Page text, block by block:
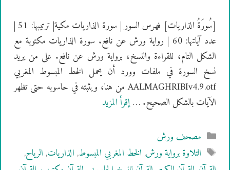
[سُورَةُ الذاريات] فهرس السور | سورة الذاريات مكية| ترتيبها: 51 |
عدد آياتها: 60 | رواية ورش عن نافع. سورة الذاريات مكتوبة مع
الشكل التام، للقراءة والنسخ، برواية ورش عن نافع. على من يريد
نسخ السورة في ملفات وورد أن يحمل الخط المبسوط المغربي
AALMAGHRIBIv4.9.otf من هنا، ويثبته في حاسوبه حتى تظهر
الآيات بالشكل الصحيح. …إقرأ المزيد
التصنيفات
مصحف ورش
الوسوم
التلاوة برواية ورش,الخط المغربي المبسوط,الذاريات,الرياح,